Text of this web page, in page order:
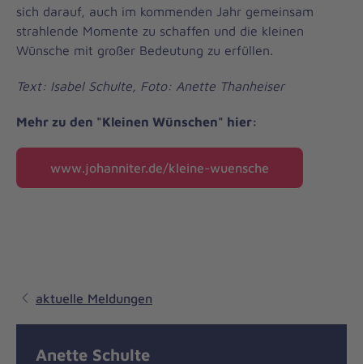
sich darauf, auch im kommenden Jahr gemeinsam
strahlende Momente zu schaffen und die kleinen
Wünsche mit großer Bedeutung zu erfüllen.
Text: Isabel Schulte, Foto: Anette Thanheiser
Mehr zu den "Kleinen Wünschen" hier:
www.johanniter.de/kleine-wuensche
aktuelle Meldungen
Anette Schulte